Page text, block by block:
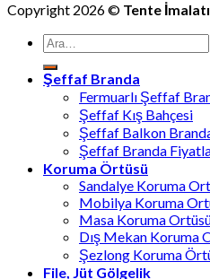
Copyright 2026 © Tente İmalatı
Ara:
Şeffaf Branda
Fermuarlı Şeffaf
Şeffaf Kış Bahçesi
Şeffaf Balkon
Şeffaf Branda
Koruma Örtüsü
Sandalye Koruma
Mobilya Koruma
Masa Koruma
Dış Mekan Koruma
Şezlong Koruma
File, Jüt Gölgelik